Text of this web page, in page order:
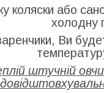
або
холодну
Ви
штучній